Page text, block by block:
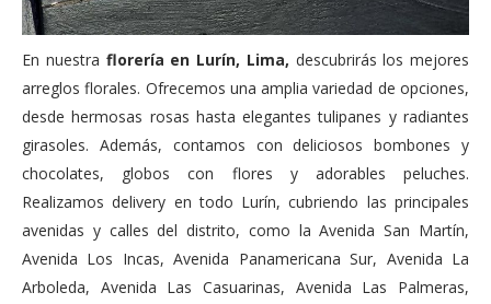
En nuestra florería en Lurín, Lima, descubrirás los mejores
arreglos florales. Ofrecemos una amplia variedad de opciones,
desde hermosas rosas hasta elegantes tulipanes y radiantes
girasoles. Además, contamos con deliciosos bombones y
chocolates, globos con flores y adorables peluches.
Realizamos delivery en todo Lurín, cubriendo las principales
avenidas y calles del distrito, como la Avenida San Martín,
Avenida Los Incas, Avenida Panamericana Sur, Avenida La
Arboleda, Avenida Las Casuarinas, Avenida Las Palmeras,